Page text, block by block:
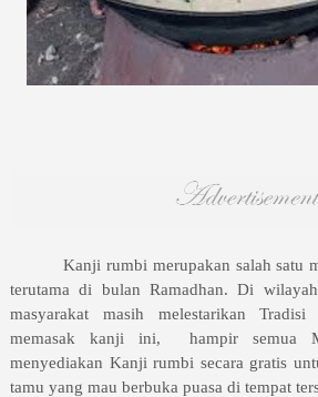
Kanji rumbi merupakan salah satu
terutama di bulan Ramadhan. Di
masyarakat masih melestarikan
memasak kanji ini,
hampir semua
menyediakan Kanji rumbi secara gratis
tamu yang mau berbuka puasa di tempat